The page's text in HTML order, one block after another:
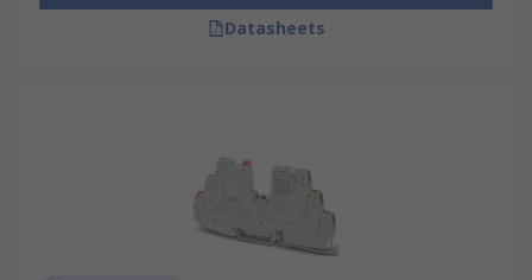
Datasheets